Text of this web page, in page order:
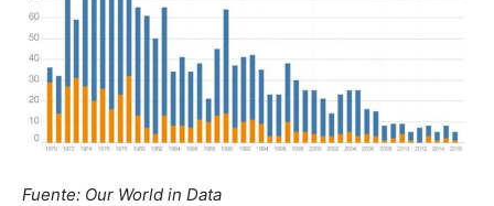
Fuente: Our World in Data